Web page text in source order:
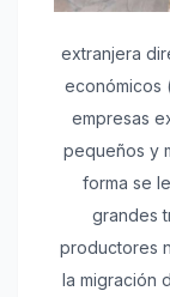
extranjera
económicos
empresas
pequeños y
forma se
grandes
productores
la migración